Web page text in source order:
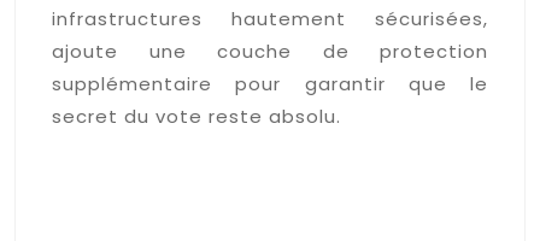
infrastructures hautement sécurisées,
ajoute une couche de protection
supplémentaire pour garantir que le
secret du vote reste absolu.